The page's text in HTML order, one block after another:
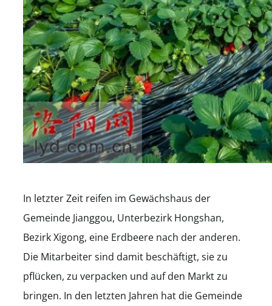
In letzter Zeit reifen im Gewächshaus der
Gemeinde Jianggou, Unterbezirk Hongshan,
Bezirk Xigong, eine Erdbeere nach der anderen.
Die Mitarbeiter sind damit beschäftigt, sie zu
pflücken, zu verpacken und auf den Markt zu
bringen. In den letzten Jahren hat die Gemeinde